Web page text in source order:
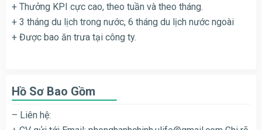
+ Thưởng KPI cực cao, theo tuần và theo tháng.
+ 3 tháng du lịch trong nước, 6 tháng du lịch nước ngoài
+ Được bao ăn trưa tại công ty.
Hồ Sơ Bao Gồm
– Liên hệ: